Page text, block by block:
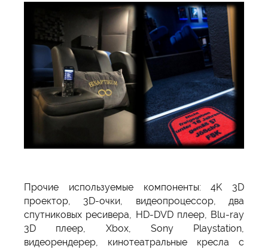
Прочие используемые компоненты: 4K 3D
проектор, 3D-очки, видеопроцессор, два
спутниковых ресивера, HD-DVD плеер, Blu-ray
3D плеер, Xbox, Sony Playstation,
видеорендерер, кинотеатральные кресла с